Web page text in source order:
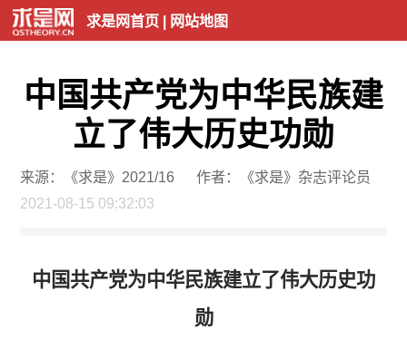
求是网首页| 网站地图
中国共产党为中华民族建
立了伟大历史功勋
来源：《求是》2021/16
作者：《求是》杂志评论员
2021-08-15 09:32:03
中国共产党为中华民族建立了伟大历史功
勋